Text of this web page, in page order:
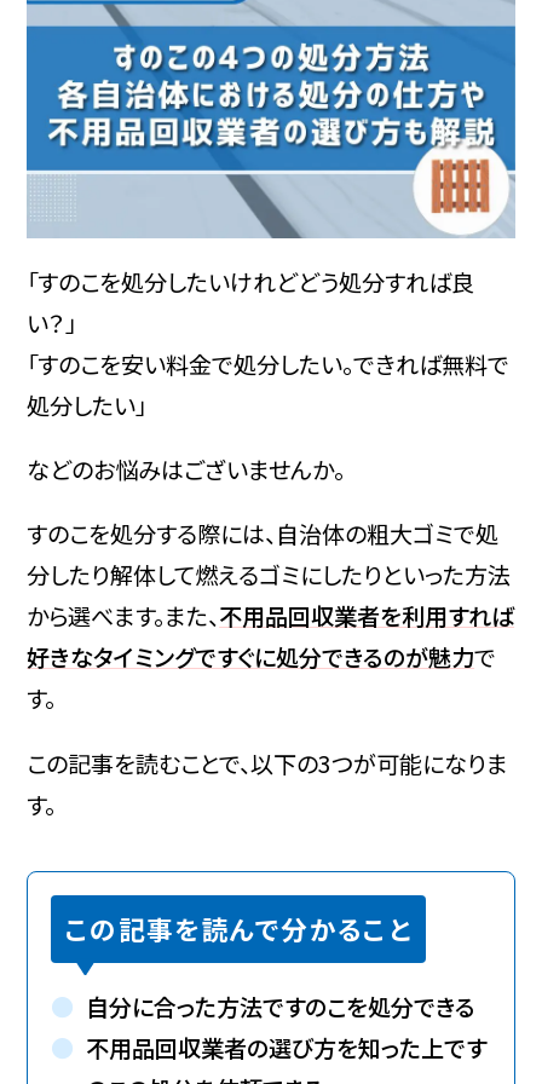
サービス
料金
「すのこを処分したいけれどどう処分すれば良
い？」
「すのこを安い料金で処分したい。できれば無料で
処分したい」
などのお悩みはございませんか。
すのこを処分する際には、自治体の粗大ゴミで処
分したり解体して燃えるゴミにしたりといった方法
から選べます。また、不用品回収業者を利用すれば
好きなタイミングですぐに処分できるのが魅力で
す。
この記事を読むことで、以下の3つが可能になりま
す。
この記事を読んで分かること
自分に合った方法ですのこを処分できる
不用品回収業者の選び方を知った上です